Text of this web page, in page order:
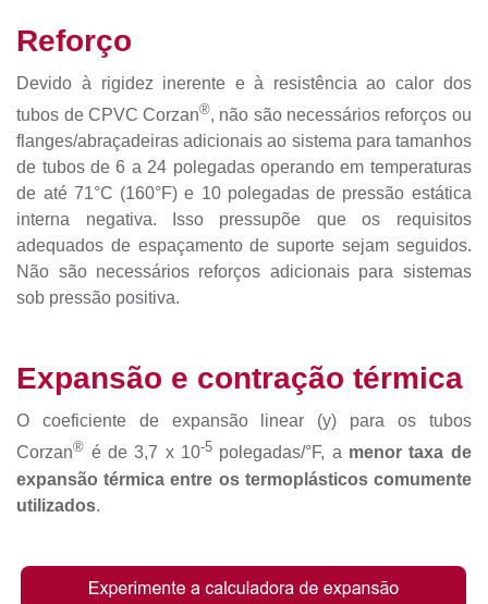
Reforço
Devido à rigidez inerente e à resistência ao calor dos
tubos de CPVC Corzan®, não são necessários reforços ou
flanges/abraçadeiras adicionais ao sistema para tamanhos
de tubos de 6 a 24 polegadas operando em temperaturas
de até 71°C (160°F) e 10 polegadas de pressão estática
interna negativa. Isso pressupõe que os requisitos
adequados de espaçamento de suporte sejam seguidos.
Não são necessários reforços adicionais para sistemas
sob pressão positiva.
Expansão e contração térmica
O coeficiente de expansão linear (y) para os tubos
Corzan® é de 3,7 x 10-5 polegadas/°F, a menor taxa de
expansão térmica entre os termoplásticos comumente
utilizados